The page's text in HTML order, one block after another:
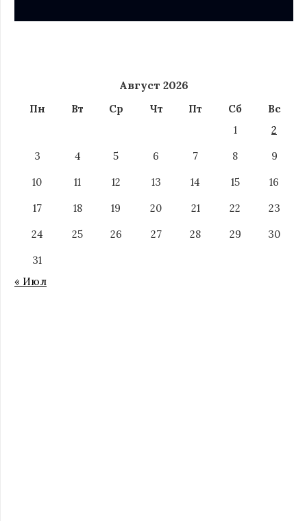
Август 2026
Пн Вт Ср Чт Пт Сб
Вс
1
2
3
4 5 6 7 8
9
10
11 12 13 14 15
16
17
18 19 20 21 22
23
24
25 26 27 28 29
30
31
« Июл